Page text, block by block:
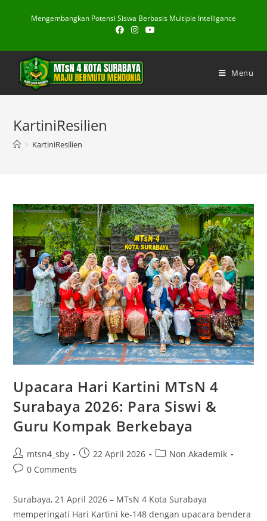
Mengembangkan Potensi Siswa Berbasis Multiple Intelligance
Menu
KartiniResilien
> KartiniResilien
Upacara Hari Kartini MTsN 4
Surabaya 2026: Para Siswi &
Guru Kompak Berkebaya
Post
author:
mtsn4_sby
Post22 April 2026
PostNon Akademik
Post0 Comments
Surabaya, 21 April 2026 – MTsN 4 Kota Surabaya
memperingati Hari Kartini ke-148 dengan upacara bendera